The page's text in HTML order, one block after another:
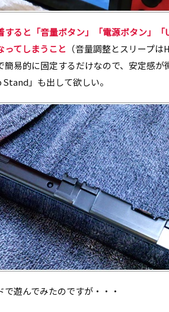
すると「音量ボタン」「電源ボタン」
ってしまうこと （音量調整とスリープ
簡易的に固定するだけなので、安定感
」も出して欲しい。
遊んでみたのですが・・・